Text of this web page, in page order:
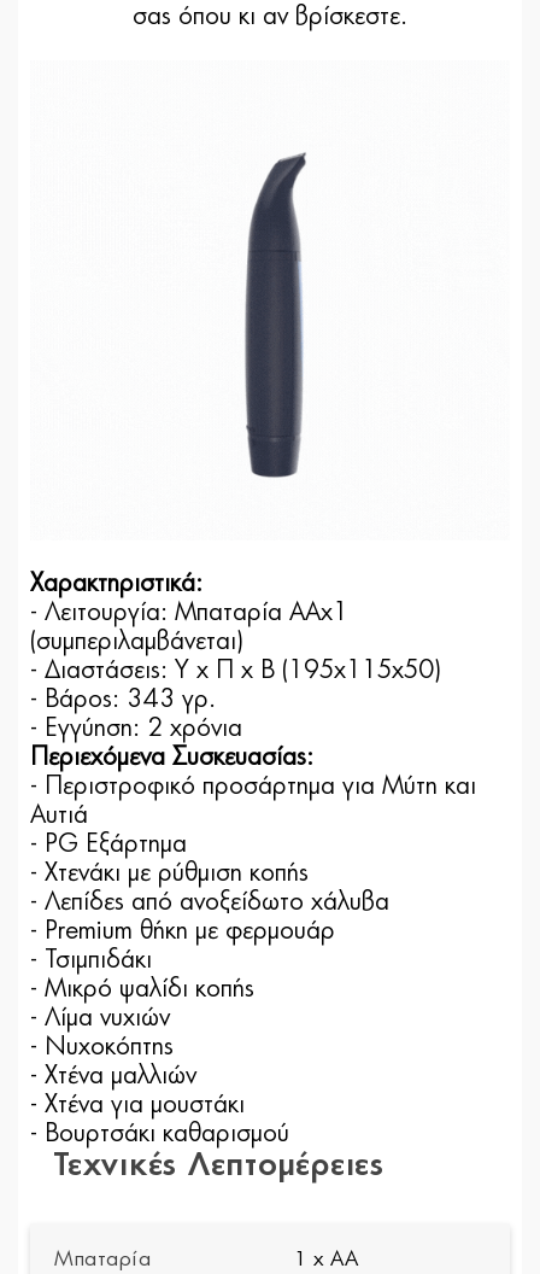
σας όπου κι αν βρίσκεστε.
Χαρακτηριστικά:
- Λειτουργία: Μπαταρία ΑΑx1
(συμπεριλαμβάνεται)
- Διαστάσεις: Υ x Π x Β (195x115x50)
- Βάρος: 343 γρ.
- Εγγύηση: 2 χρόνια
Περιεχόμενα Συσκευασίας:
- Περιστροφικό προσάρτημα για Μύτη και
Αυτιά
- PG Εξάρτημα
- Χτενάκι με ρύθμιση κοπής
- Λεπίδες από ανοξείδωτο χάλυβα
- Premium θήκη με φερμουάρ
- Τσιμπιδάκι
- Μικρό ψαλίδι κοπής
- Λίμα νυχιών
- Νυχοκόπτης
- Χτένα μαλλιών
- Χτένα για μουστάκι
- Βουρτσάκι καθαρισμού
Τεχνικές Λεπτομέρειες
Μπαταρία 1 x AA